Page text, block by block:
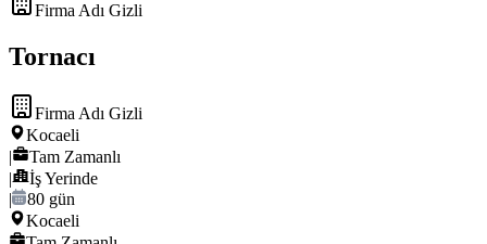
Firma Adı Gizli
Tornacı
Firma Adı Gizli
Kocaeli
|
Tam Zamanlı
|
İş Yerinde
|
80 gün
Kocaeli